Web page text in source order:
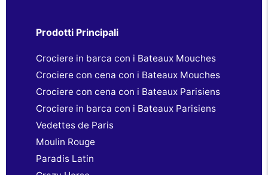
Prodotti Principali
Crociere in barca con i Bateaux Mouches
Crociere con cena con i Bateaux Mouches
Crociere con cena con i Bateaux Parisiens
Crociere in barca con i Bateaux Parisiens
Vedettes de Paris
Moulin Rouge
Paradis Latin